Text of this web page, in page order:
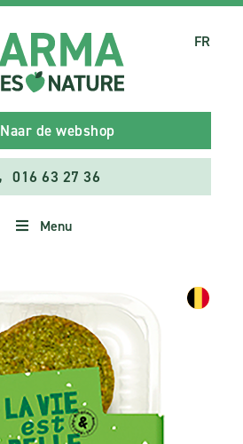
Naar de webshop
016 63 27 36
Menu
FR